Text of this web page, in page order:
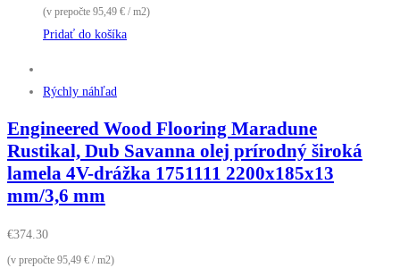
(v prepočte 95,49 € / m2)
Pridať do košíka
Rýchly náhľad
Engineered Wood Flooring Maradune
Rustikal, Dub Savanna olej prírodný široká
lamela 4V-drážka 1751111 2200x185x13
mm/3,6 mm
€374.30
(v prepočte 95,49 € / m2)